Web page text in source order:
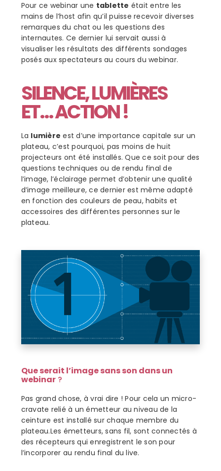
Pour ce webinar une tablette était entre les
mains de l’host afin qu’il puisse recevoir diverses
remarques du chat ou les questions des
internautes. Ce dernier lui servait aussi à
visualiser les résultats des différents sondages
posés aux spectateurs au cours du webinar.
SILENCE, LUMIÈRES
ET… ACTION !
La lumière est d’une importance capitale sur un
plateau, c’est pourquoi, pas moins de huit
projecteurs ont été installés. Que ce soit pour des
questions techniques ou de rendu final de
l’image, l’éclairage permet d’obtenir une qualité
d’image meilleure, ce dernier est même adapté
en fonction des couleurs de peau, habits et
accessoires des différentes personnes sur le
plateau.
Que serait l’image sans son dans un
webinar?
Pas grand chose, à vrai dire ! Pour cela un micro-
cravate relié à un émetteur au niveau de la
ceinture est installé sur chaque membre du
plateau.Les émetteurs, sans fil, sont connectés à
des récepteurs qui enregistrent le son pour
l’incorporer au rendu final du live.